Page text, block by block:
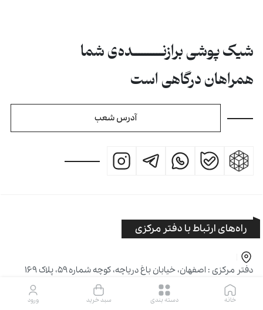
شیک پوشی برازنــــــــــده‌ی شما
همراهان درگاهی است
آدرس شعب
راه‌های ارتباط با دفتر مرکزی
دفتر مرکزی : اصفهان، خیابان باغ دریاچه، کوچه شماره ۵۹، پلاک ۱۶۹
۰۳۱-۳۷۸۶۷۸۸۰ ۰۳۱-۳۷۸۶۷۸۷۰ ۰۹۰۲۲۲۶۸۱۱۴ خانه دسته بندی سبد خرید ورود